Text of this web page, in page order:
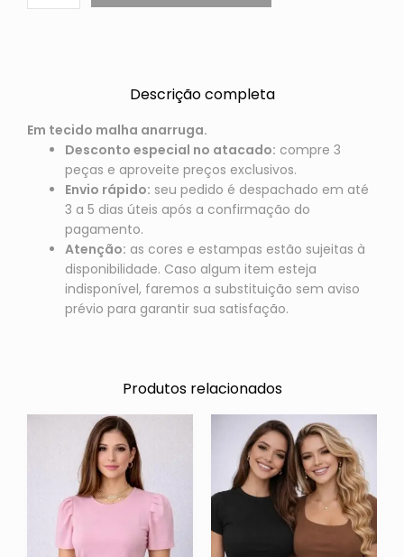
Descrição completa
Em tecido malha anarruga.
Desconto especial no atacado: compre 3
peças e aproveite preços exclusivos.
Envio rápido: seu pedido é despachado em até
3 a 5 dias úteis após a confirmação do
pagamento.
Atenção: as cores e estampas estão sujeitas à
disponibilidade. Caso algum item esteja
indisponível, faremos a substituição sem aviso
prévio para garantir sua satisfação.
Produtos relacionados